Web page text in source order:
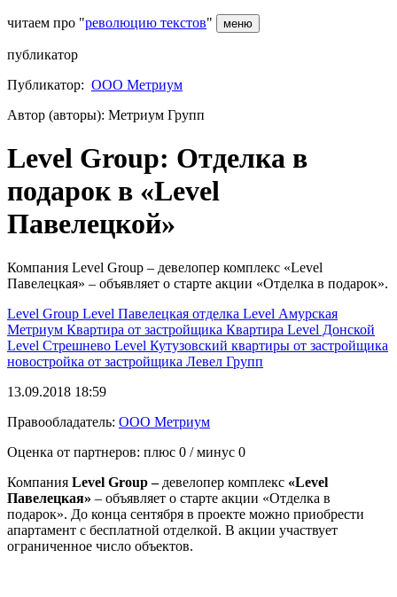
читаем про "революцию текстов" меню
публикатор
Публикатор: ООО Метриум
Автор (авторы): Метриум Групп
Level Group: Отделка в
подарок в «Level
Павелецкой»
Компания Level Group – девелопер комплекс «Level
Павелецкая» – объявляет о старте акции «Отделка в подарок».
Level Group Level Павелецкая отделка Level Амурская
Метриум Квартира от застройщика Квартира Level Донской
Level Стрешнево Level Кутузовский квартиры от застройщика
новостройка от застройщика Левел Групп
13.09.2018 18:59
Правообладатель: ООО Метриум
Оценка от партнеров: плюс 0 / минус 0
Компания Level Group– девелопер комплекс «Level
Павелецкая» – объявляет о старте акции «Отделка в
подарок». До конца сентября в проекте можно приобрести
апартамент с бесплатной отделкой. В акции участвует
ограниченное число объектов.